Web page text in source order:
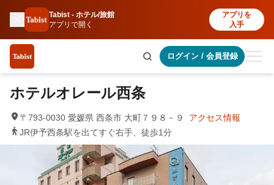
Tabist - ホテル/旅館
アプリで開く
アプリを
入手
ログイン/ 会員登録
ホテルオレール西条
〒793-0030 愛媛県 西条市 大町７９８－９
アクセス情報
JR伊予西条駅を出てすぐ右手、徒歩1分